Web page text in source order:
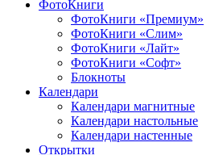
ФотоКниги
ФотоКниги «Премиум»
ФотоКниги «Слим»
ФотоКниги «Лайт»
ФотоКниги «Софт»
Блокноты
Календари
Календари магнитные
Календари настольные
Календари настенные
Открытки